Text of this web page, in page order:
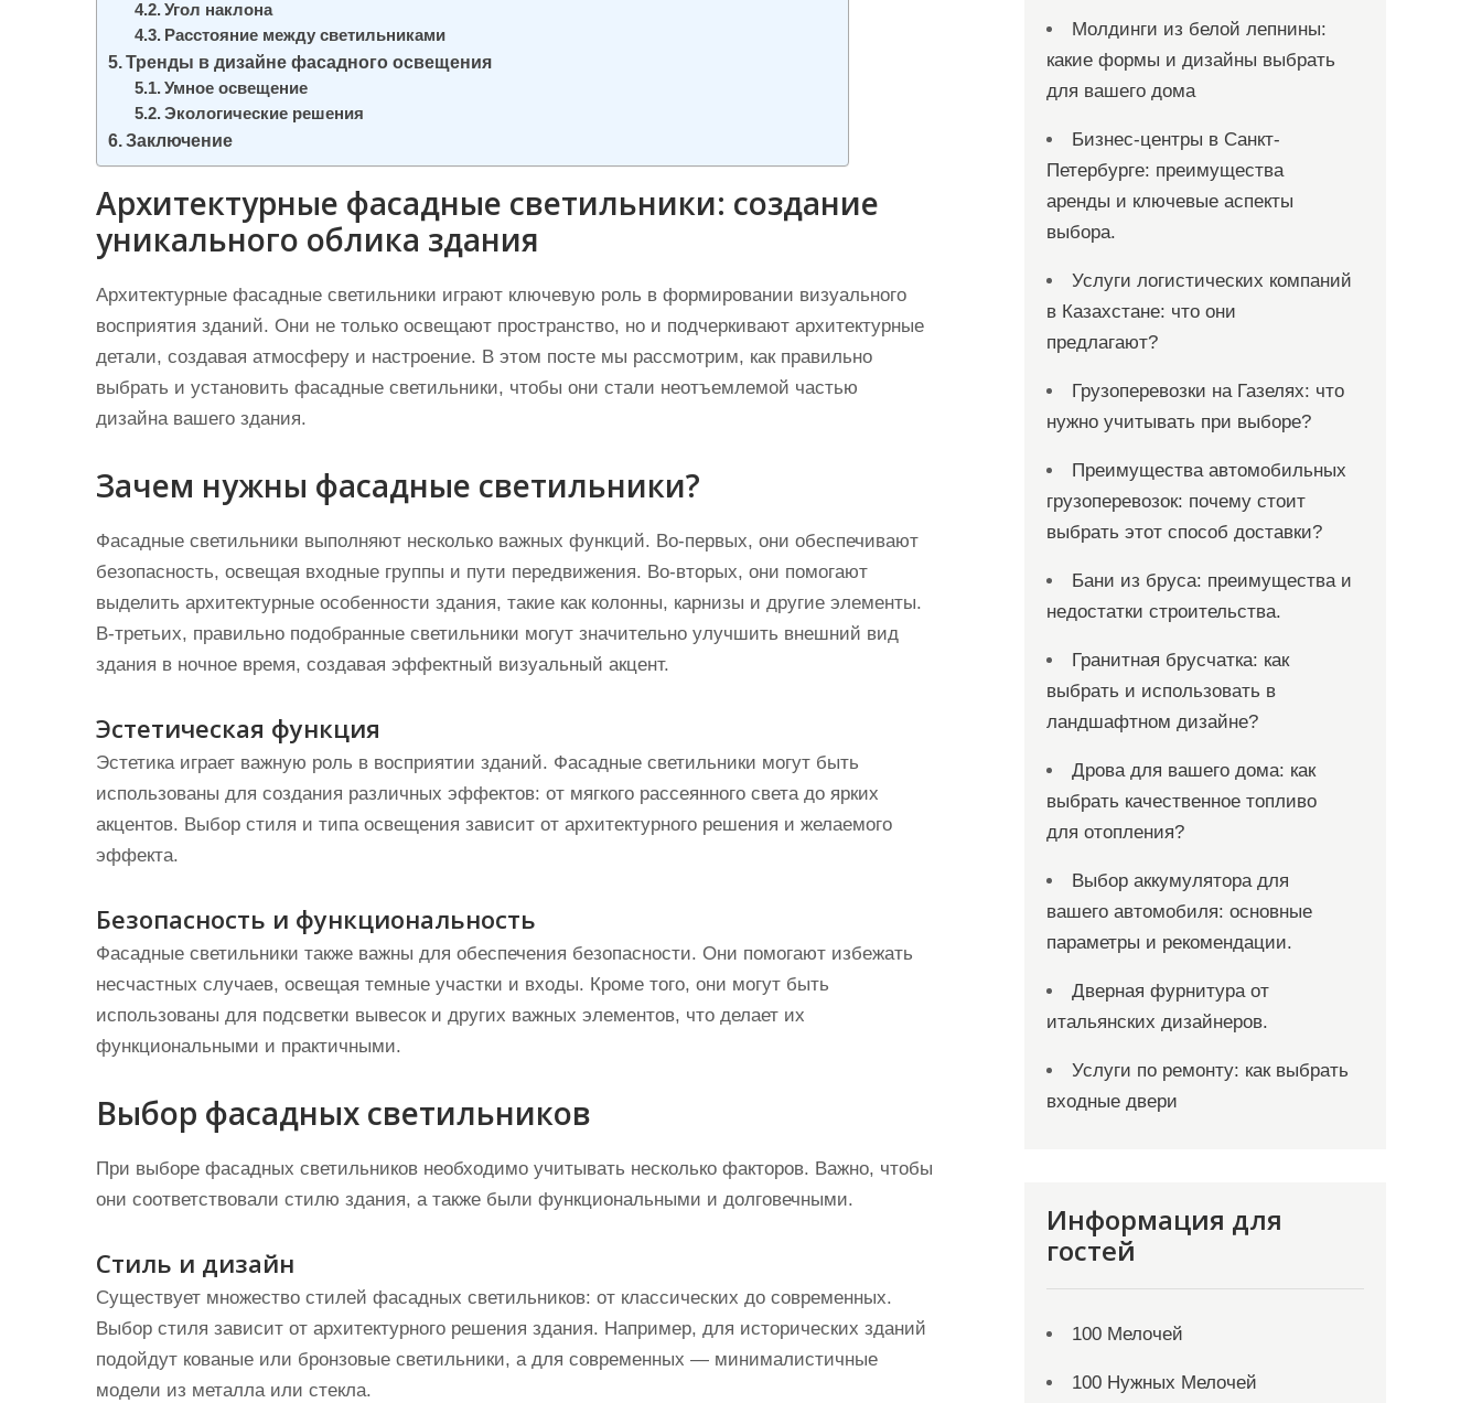
Угол наклона
Расстояние между светильниками
Тренды в дизайне фасадного освещения
Умное освещение
Экологические решения
Заключение
Архитектурные фасадные светильники: создание
уникального облика здания
Архитектурные фасадные светильники играют ключевую роль в формировании визуального
восприятия зданий. Они не только освещают пространство, но и подчеркивают архитектурные
детали, создавая атмосферу и настроение. В этом посте мы рассмотрим, как правильно
выбрать и установить фасадные светильники, чтобы они стали неотъемлемой частью
дизайна вашего здания.
Зачем нужны фасадные светильники?
Фасадные светильники выполняют несколько важных функций. Во-первых, они обеспечивают
безопасность, освещая входные группы и пути передвижения. Во-вторых, они помогают
выделить архитектурные особенности здания, такие как колонны, карнизы и другие элементы.
В-третьих, правильно подобранные светильники могут значительно улучшить внешний вид
здания в ночное время, создавая эффектный визуальный акцент.
Эстетическая функция
Эстетика играет важную роль в восприятии зданий. Фасадные светильники могут быть
использованы для создания различных эффектов: от мягкого рассеянного света до ярких
акцентов. Выбор стиля и типа освещения зависит от архитектурного решения и желаемого
эффекта.
Безопасность и функциональность
Фасадные светильники также важны для обеспечения безопасности. Они помогают избежать
несчастных случаев, освещая темные участки и входы. Кроме того, они могут быть
использованы для подсветки вывесок и других важных элементов, что делает их
функциональными и практичными.
Выбор фасадных светильников
При выборе фасадных светильников необходимо учитывать несколько факторов. Важно, чтобы
они соответствовали стилю здания, а также были функциональными и долговечными.
Стиль и дизайн
Существует множество стилей фасадных светильников: от классических до современных.
Выбор стиля зависит от архитектурного решения здания. Например, для исторических зданий
подойдут кованые или бронзовые светильники, а для современных — минималистичные
модели из металла или стекла.
Молдинги из белой лепнины:
какие формы и дизайны выбрать
для вашего дома
Бизнес-центры в Санкт-
Петербурге: преимущества
аренды и ключевые аспекты
выбора.
Услуги логистических компаний
в Казахстане: что они
предлагают?
Грузоперевозки на Газелях: что
нужно учитывать при выборе?
Преимущества автомобильных
грузоперевозок: почему стоит
выбрать этот способ доставки?
Бани из бруса: преимущества и
недостатки строительства.
Гранитная брусчатка: как
выбрать и использовать в
ландшафтном дизайне?
Дрова для вашего дома: как
выбрать качественное топливо
для отопления?
Выбор аккумулятора для
вашего автомобиля: основные
параметры и рекомендации.
Дверная фурнитура от
итальянских дизайнеров.
Услуги по ремонту: как выбрать
входные двери
Информация для
гостей
100 Мелочей
100 Нужных Мелочей